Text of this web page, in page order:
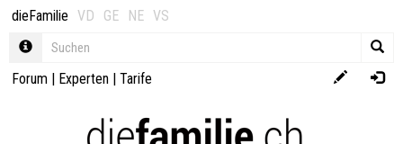
dieFamilie VD GE NE VS
Forum | Experten | Tarife